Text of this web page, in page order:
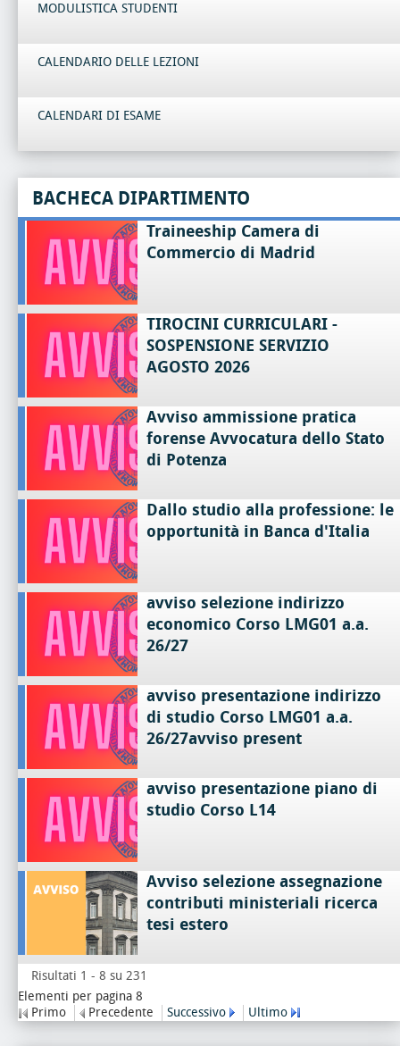
MODULISTICA STUDENTI
CALENDARIO DELLE LEZIONI
CALENDARI DI ESAME
BACHECA DIPARTIMENTO
Traineeship Camera di
Commercio di Madrid
TIROCINI CURRICULARI -
SOSPENSIONE SERVIZIO
AGOSTO 2026
Avviso ammissione pratica
forense Avvocatura dello Stato
di Potenza
Dallo studio alla professione: le
opportunità in Banca d'Italia
avviso selezione indirizzo
economico Corso LMG01 a.a.
26/27
avviso presentazione indirizzo
di studio Corso LMG01 a.a.
26/27avviso present
avviso presentazione piano di
studio Corso L14
Avviso selezione assegnazione
contributi ministeriali ricerca
tesi estero
Risultati 1 - 8 su 231
Elementi per pagina 8
Primo
Precedente Successivo Ultimo